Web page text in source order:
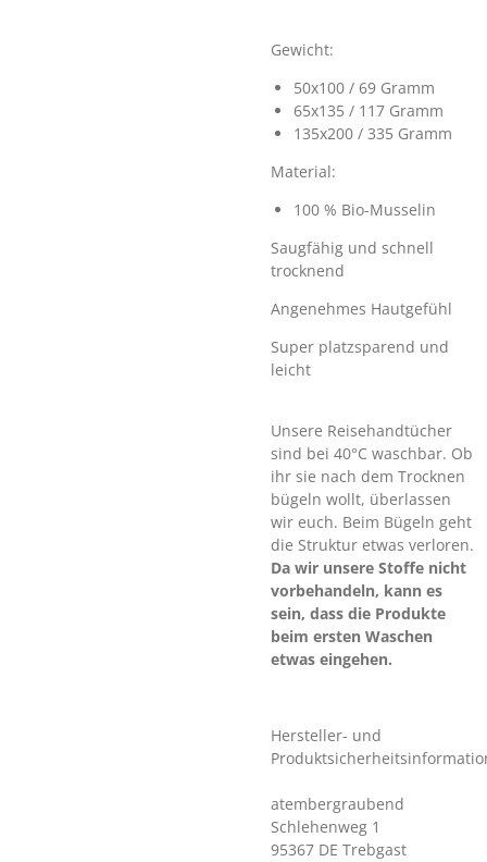
Gewicht:
50x100 / 69 Gramm
65x135 / 117 Gramm
135x200 / 335 Gramm
Material:
100 % Bio-Musselin
Saugfähig und schnell
trocknend
Angenehmes Hautgefühl
Super platzsparend und
leicht
Unsere Reisehandtücher
sind bei 40°C waschbar. Ob
ihr sie nach dem Trocknen
bügeln wollt, überlassen
wir euch. Beim Bügeln geht
die Struktur etwas verloren.
Da wir unsere Stoffe nicht
vorbehandeln, kann es
sein, dass die Produkte
beim ersten Waschen
etwas eingehen.
Hersteller- und
atembergraubend
Schlehenweg 1
95367 DE Trebgast